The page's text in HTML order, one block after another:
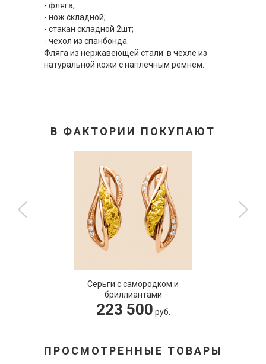
- фляга;
- нож складной;
- стакан складной 2шт;
- чехол из спанбонда.
Фляга из нержавеющей стали в чехле из
натуральной кожи с наплечным ремнем.
В ФАКТОРИИ ПОКУПАЮТ
Серьги с самородком и
бриллиантами
223 500 руб.
ПРОСМОТРЕННЫЕ ТОВАРЫ